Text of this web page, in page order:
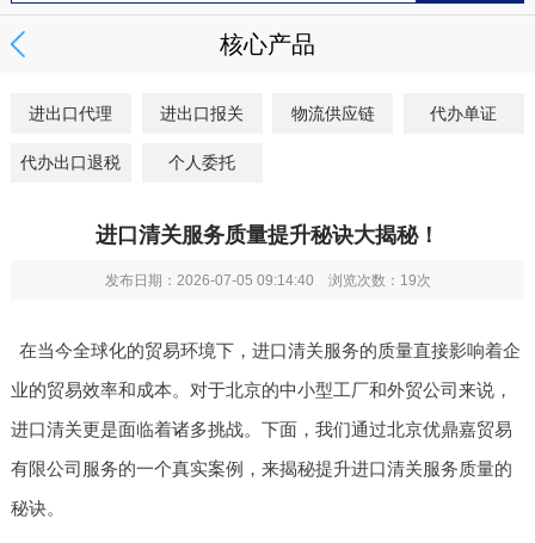
核心产品
进出口代理 进出口报关 物流供应链 代办单证
代办出口退税 个人委托
进口清关服务质量提升秘诀大揭秘！
发布日期：2026-07-05 09:14:40 浏览次数： 19次
在当今全球化的贸易环境下，进口清关服务的质量直接影响着企
业的贸易效率和成本。对于北京的中小型工厂和外贸公司来说，
进口清关更是面临着诸多挑战。下面，我们通过北京优鼎嘉贸易
有限公司服务的一个真实案例，来揭秘提升进口清关服务质量的
秘诀。